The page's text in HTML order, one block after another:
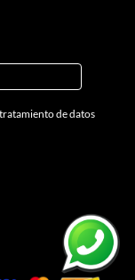
de datos